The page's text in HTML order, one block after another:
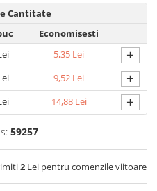
Cantitate
Economisesti
5,35 Lei +
9,52 Lei +
14,88 Lei +
59257
2 Lei pentru comenzile viitoare